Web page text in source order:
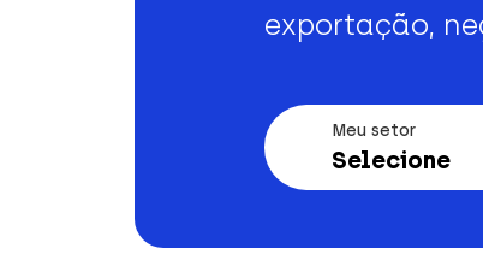
exportação,
Meu setor
Selecione